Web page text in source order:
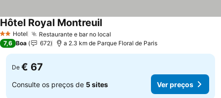
2 Estrelas
Hotel Restaurante e bar no local
Hôtel Royal Montreuil
7,6 Boa 672 a 2.3 km de Parque Floral de Paris
De € 67
Consulte os preços de 5 sites Ver preços